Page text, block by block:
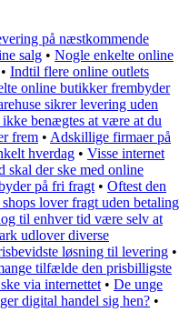
på næstkommende
salg • Nogle enkelte online
Indtil flere online outlets
online butikker frembyder
sikrer levering uden
benægtes at være at du
frem • Adskillige firmaer på
hverdag • Visse internet
skal der ske med online
på fri fragt • Oftest den
lover fragt uden betaling
til enhver tid være selv at
udlover diverse
løsning til levering •
tilfælde den prisbilligste
via internettet • De unge
digital handel sig hen? •